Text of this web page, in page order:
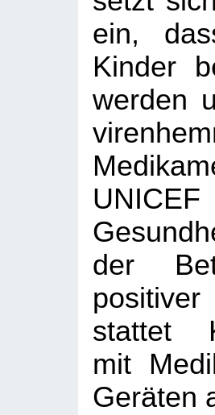
ein,
Kinder
werden
der
stattet
mit
Geräten